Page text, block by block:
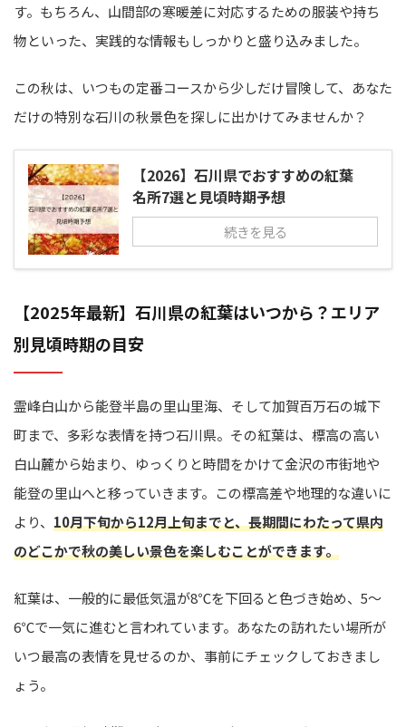
す。もちろん、山間部の寒暖差に対応するための服装や持ち
物といった、実践的な情報もしっかりと盛り込みました。
この秋は、いつもの定番コースから少しだけ冒険して、あなた
だけの特別な石川の秋景色を探しに出かけてみませんか？
【2026】石川県でおすすめの紅葉
名所7選と見頃時期予想
続きを見る
【2025年最新】石川県の紅葉はいつから？エリア
別見頃時期の目安
霊峰白山から能登半島の里山里海、そして加賀百万石の城下
町まで、多彩な表情を持つ石川県。その紅葉は、標高の高い
白山麓から始まり、ゆっくりと時間をかけて金沢の市街地や
能登の里山へと移っていきます。この標高差や地理的な違いに
より、 10月下旬から12月上旬までと、長期間にわたって県内
のどこかで秋の美しい景色を楽しむことができます。
紅葉は、一般的に最低気温が8℃を下回ると色づき始め、5〜
6℃で一気に進むと言われています。あなたの訪れたい場所が
いつ最高の表情を見せるのか、事前にチェックしておきまし
ょう。